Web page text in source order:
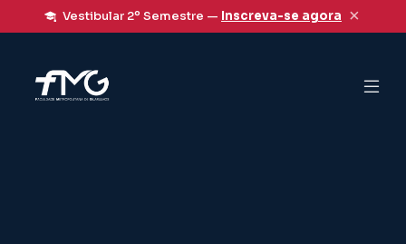
Vestibular 2º Semestre — Inscreva-se agora ×